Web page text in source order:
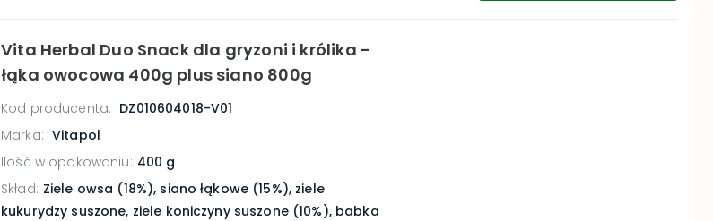
Vita Herbal Duo Snack dla gryzoni i królika -
łąka owocowa 400g plus siano 800g
Kod producenta: DZ010604018-V01
Marka: Vitapol
Ilość w opakowaniu: 400 g
Skład: Ziele owsa (18%), siano łąkowe (15%), ziele
kukurydzy suszone, ziele koniczyny suszone (10%), babka